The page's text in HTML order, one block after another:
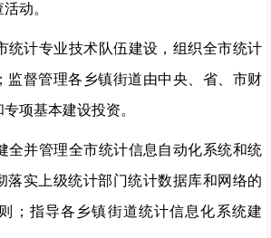
动。
统计专业技术队伍建设，组织全市统计
监督管理各乡镇街道由中央、省、市财
项基本建设投资。
全并管理全市统计信息自动化系统和统
落实上级统计部门统计数据库和网络的
；指导各乡镇街道统计信息化系统建